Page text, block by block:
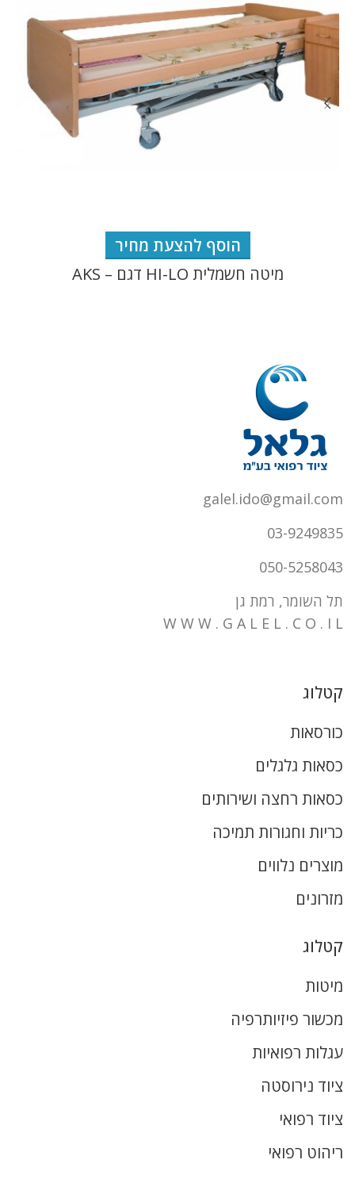
הוסף להצעת מחיר
מיטה חשמלית HI-LO דגם – AKS
galel.ido@gmail.com
03-9249835
050-5258043
תל השומר, רמת גן
W W W . G A L E L . C O . I L
קטלוג
כורסאות
כסאות גלגלים
כסאות רחצה ושירותים
כריות וחגורות תמיכה
מוצרים נלווים
מזרונים
קטלוג
מיטות
מכשור פיזיותרפיה
עגלות רפואיות
ציוד נירוסטה
ציוד רפואי
ריהוט רפואי